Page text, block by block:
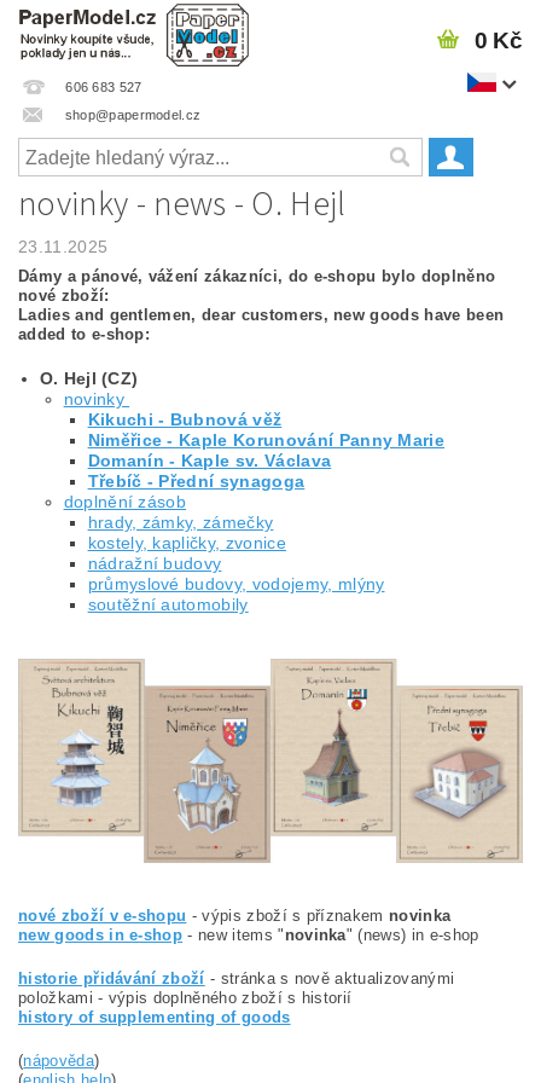
606 683 527
shop@papermodel.cz
0 Kč
novinky - news - O. Hejl
23.11.2025
Dámy a pánové, vážení zákazníci, do e-shopu bylo doplněno
nové zboží:
Ladies and gentlemen, dear customers, new goods have been
added to e-shop:
O. Hejl (CZ)
novinky
Kikuchi - Bubnová věž
Niměřice - Kaple Korunování Panny Marie
Domanín - Kaple sv. Václava
Třebíč - Přední synagoga
doplnění zásob
hrady, zámky, zámečky
kostely, kapličky, zvonice
nádražní budovy
průmyslové budovy, vodojemy, mlýny
soutěžní automobily
nové zboží v e-shopu - výpis zboží s příznakem novinka
new goods in e-shop - new items " novinka" (news) in e-shop
historie přidávání zboží - stránka s nově aktualizovanými
položkami - výpis doplněného zboží s historií
history of supplementing of goods
(nápověda)